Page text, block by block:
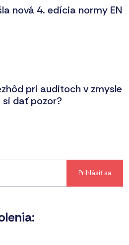
nová 4. edícia normy EN
pri auditoch v zmysle
dať pozor?